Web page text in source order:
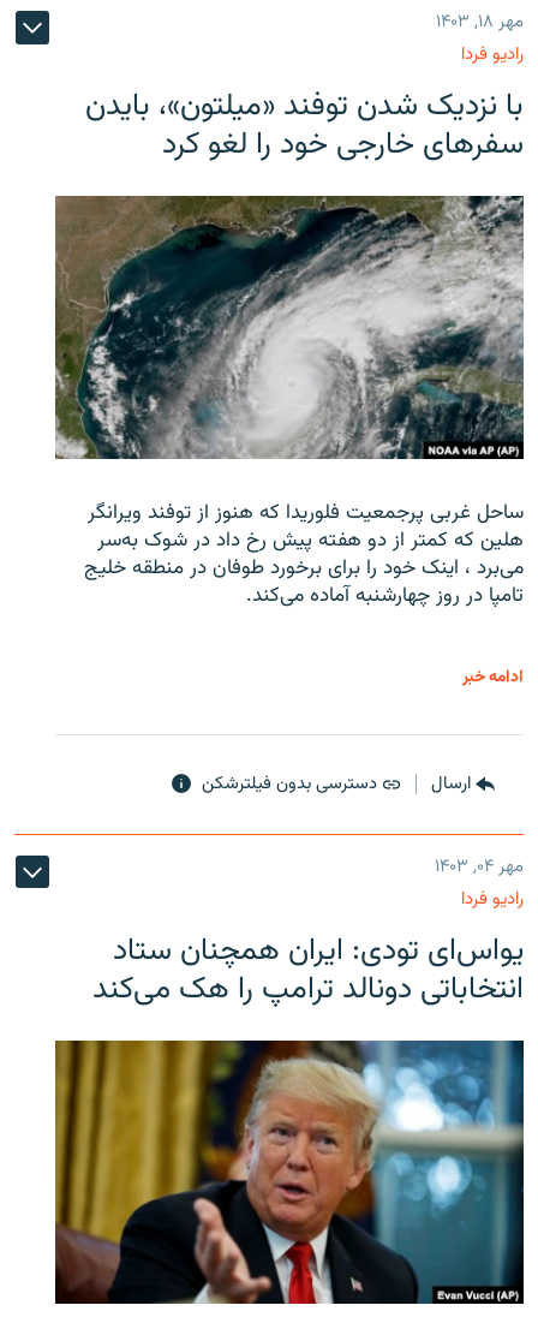
مهر ۱۸, ۱۴۰۳
رادیو فردا
با نزدیک شدن توفند «میلتون»، بایدن
سفرهای خارجی خود را لغو کرد
ساحل غربی پرجمعیت فلوریدا که هنوز از توفند ویرانگر
هلین که کمتر از دو هفته پیش رخ داد در شوک به‌سر
می‌برد ، اینک خود را برای برخورد طوفان در منطقه خلیج
تامپا در روز چهارشنبه آماده می‌کند.
ادامه خبر
ارسال دسترسی بدون فیلترشکن
مهر ۰۴, ۱۴۰۳
رادیو فردا
یو‌اس‌ای تودی: ایران همچنان ستاد
انتخاباتی دونالد ترامپ را هک می‌کند